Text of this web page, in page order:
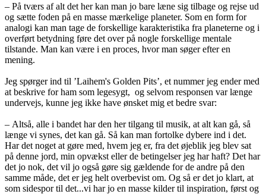
– På tværs af alt det her kan man jo bare læne sig tilbage og rejse ud
og sætte foden på en masse mærkelige planeter. Som en form for
analogi kan man tage de forskellige karakteristika fra planeterne og i
overført betydning føre det over på nogle forskellige mentale
tilstande. Man kan være i en proces, hvor man søger efter en
mening.
Jeg spørger ind til ’Laihem's Golden Pits’, et nummer jeg ender med
at beskrive for ham som legesygt, og selvom responsen var længe
undervejs, kunne jeg ikke have ønsket mig et bedre svar:
– Altså, alle i bandet har den her tilgang til musik, at alt kan gå, så
længe vi synes, det kan gå. Så kan man fortolke dybere ind i det.
Har det noget at gøre med, hvem jeg er, fra det øjeblik jeg blev sat
på denne jord, min opvækst eller de betingelser jeg har haft? Det har
det jo nok, det vil jo også gøre sig gældende for de andre på den
samme måde, det er jeg helt overbevist om. Og så er det jo klart, at
som sidespor til det...vi har jo en masse kilder til inspiration, først og